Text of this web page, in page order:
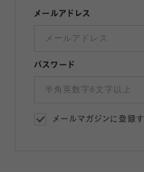
メールアドレス
パスワード
メールマガジンに登録す